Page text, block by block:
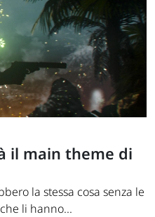
il main theme di
la stessa cosa senza le
li hanno...